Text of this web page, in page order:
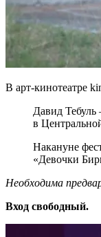
В арт-кинотеатре
Давид
в
Накануне
«Девочки
Необходима
Вход свободный.